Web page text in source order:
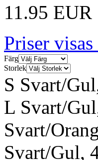
11.95 EUR
Priser
Färg
Storlek
S Svart/
L Svart/
Svart/
Svart/Gul,